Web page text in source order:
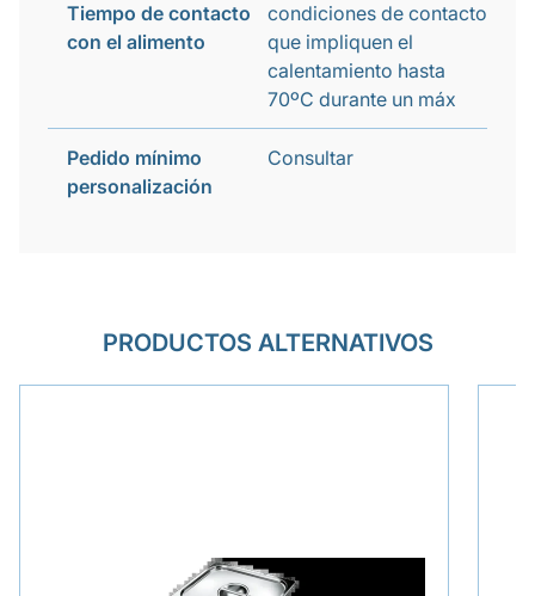
Tiempo de contacto
con el alimento
condiciones de contacto
que impliquen el
calentamiento hasta
70ºC durante un máx
Pedido mínimo
personalización
Consultar
PRODUCTOS ALTERNATIVOS